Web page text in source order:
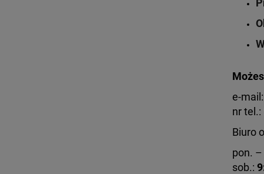
e-mail:
nr tel.:
Biuro
pon. –
sob.: